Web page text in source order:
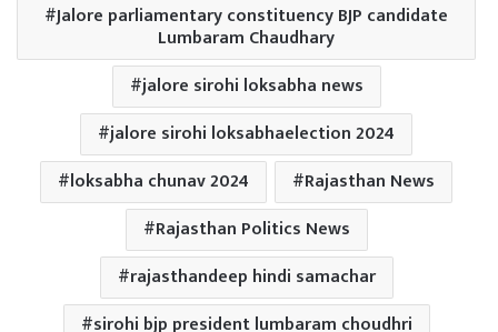
Jalore parliamentary constituency BJP candidate
Lumbaram Chaudhary
jalore sirohi loksabha news
jalore sirohi loksabhaelection 2024
loksabha chunav 2024
Rajasthan News
Rajasthan Politics News
rajasthandeep hindi samachar
sirohi bjp president lumbaram choudhri